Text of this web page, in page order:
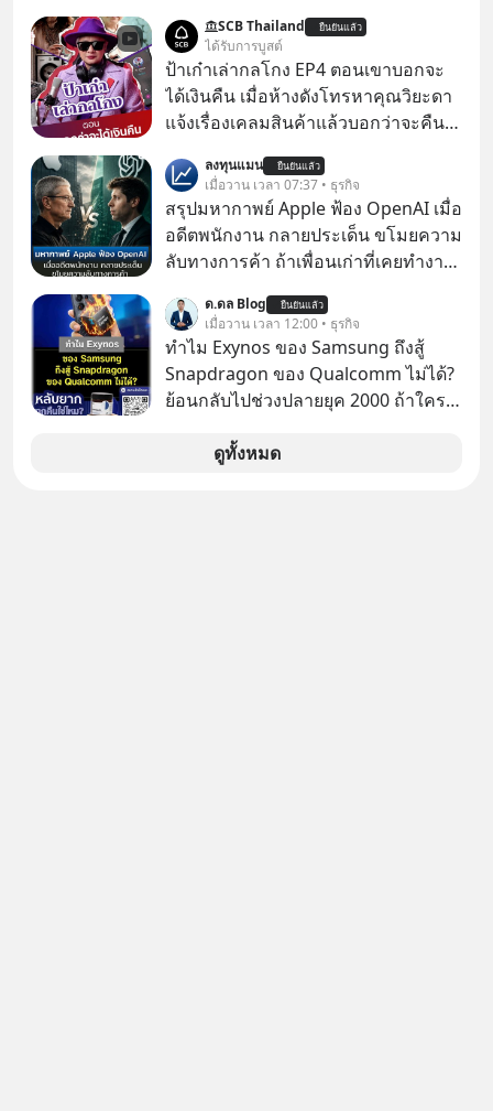
หรือไม่ว่า รายได้กว่า 85% กระจุกอยู่กับ
ผู้ประกอบการรายใหญ่ และมีอัตราการ
เติบโตได้ถึง 16% ขณะที่ผู้ประกอบการ
โฮสเทลและที่พักขนาดเล็ก ซึ่งมีสัดส่วน
เพียง 1.3% เท่านั้น เกิดอะไรขึ้นกับที่พัก
รายเล็ก ? อะไรคือข้อจำกัดที่ทำให้โต
ไม่สุด และต้องปลดล็อกกฎเกณฑ์ไหน
เพื่อให้รายเล็กเติบโตได้มากกว่าที่เป็น
อยู่ ? Talk ลงทุนแมนชวนมาวิเคราะห์
เรื่องนี้ กับคุณนรี สุเนต์ตา นายกสมาคม
โฮสเทลและที่พักขนาดเล็ก
(ประเทศไทย)
SCB Thailand ยืนยันแล้ว
ได้รับการบูสต์
ป้าเก๋าเล่ากลโกง EP4 ตอนเขาบอกจะ
ได้เงินคืน เมื่อห้างดังโทรหาคุณวิยะดา
แจ้งเรื่องเคลมสินค้าแล้วบอกว่าจะคืน
เรื่องจ้อจี้ หาคำตอบได้ที่ “ป้าเก๋าเล่ากล
โกง” EP4 ตอน “เขาบอกว่าจะได้เงิน
คืน” #ป้าเก๋าเล่ากลโกง #แก้เกมกลโกง
#อยู่อย่างยั่งยืน #Cybersecurity #เตือน
ลงทุนแมน ยืนยันแล้ว
เมื่อวาน เวลา 07:37 • ธุรกิจ
สรุปมหากาพย์ Apple ฟ้อง OpenAI เมื่อ
อดีตพนักงาน กลายประเด็น ขโมยความ
ลับทางการค้า ถ้าเพื่อนเก่าที่เคยทำงาน
เก่าที่เขาเคยทำไว้ ตอนยังอยู่บริษัท
เดียวกัน
ด.ดล Blog ยืนยันแล้ว
เมื่อวาน เวลา 12:00 • ธุรกิจ
ทำไม Exynos ของ Samsung ถึงสู้
Snapdragon ของ Qualcomm ไม่ได้?
ย้อนกลับไปช่วงปลายยุค 2000 ถ้าใคร
ถือกำลังเดือดจัดทีเดียวนะครับ
ดูทั้งหมด